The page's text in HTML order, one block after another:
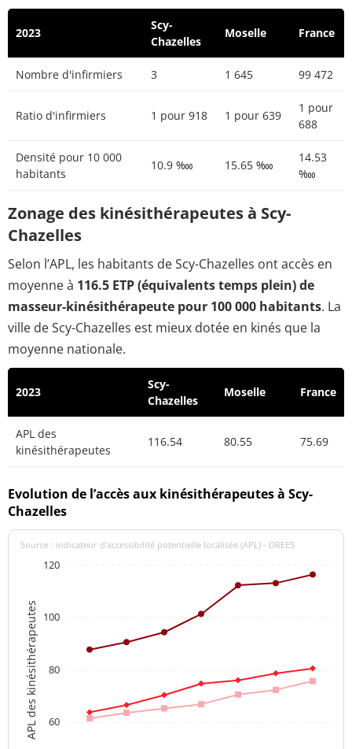
2023
Scy-
Chazelles
Moselle France
Nombre d'infirmiers 3 1 645 99 472
Ratio d'infirmiers 1 pour 918 1 pour 639
1 pour
688
Densité pour 10 000
habitants
10.9 ‱ 15.65 ‱
14.53
‱
Zonage des kinésithérapeutes à Scy-
Chazelles
Selon l’APL, les habitants de Scy-Chazelles ont accès en
moyenne à 116.5 ETP (équivalents temps plein) de
masseur-kinésithérapeute pour 100 000 habitants. La
ville de Scy-Chazelles est mieux dotée en kinés que la
moyenne nationale.
2023
Scy-
Chazelles
Moselle France
APL des
kinésithérapeutes
116.54 80.55 75.69
Evolution de l’accès aux kinésithérapeutes à Scy-
Chazelles
APL des kinésithérapeutes
Source : indicateur d’accessibilité potentielle localisée (APL) - DREES
60
80
100
120